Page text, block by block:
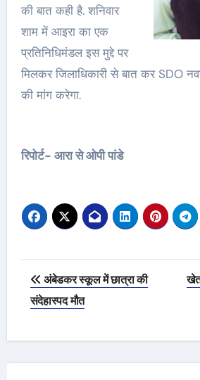
की बात कही है. शनिवार
शाम में आइरा का एक
प्रतिनिधिमंडल इस मुद्दे पर
मिलकर जिलाधिकारी से बात कर SDO
की मांग करेगा.
रिपोर्ट- आरा से ओपी पांडे
Post
navigation
अंबेडकर स्कूल में छात्रा की
संदेहास्पद मौत